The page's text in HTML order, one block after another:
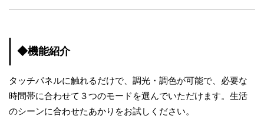
◆機能紹介
タッチパネルに触れるだけで、調光・調色が可能で、必要な
時間帯に合わせて３つのモードを選んでいただけます。生活
のシーンに合わせたあかりをお試しください。